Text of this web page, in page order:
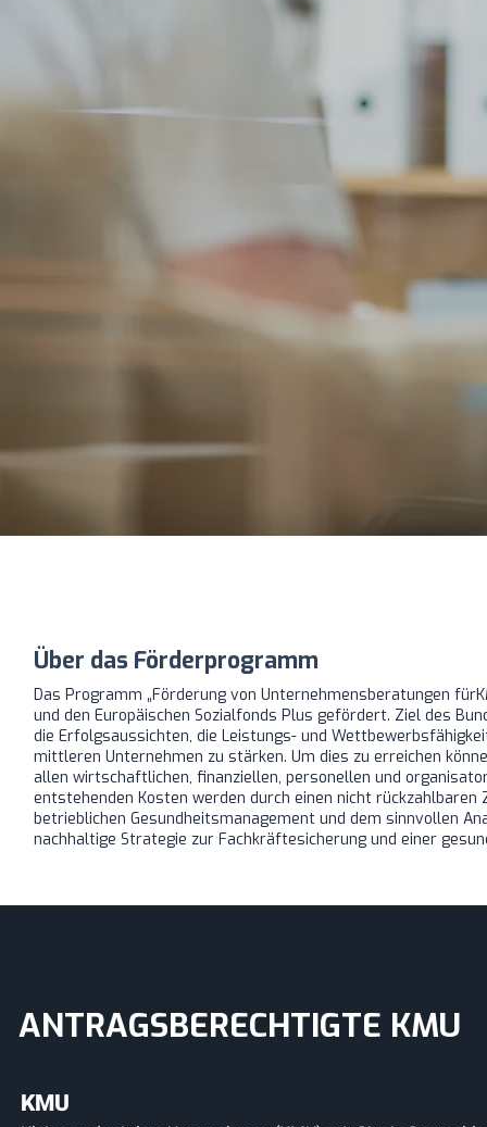
Über das Förderprogramm
Das Programm „Förderung von Unternehmensberatungen
und den Europäischen Sozialfonds Plus gefördert. Ziel des
die Erfolgsaussichten, die Leistungs- und
mittleren Unternehmen zu stärken. Um dies zu erreichen
allen wirtschaftlichen, finanziellen, personellen und
entstehenden Kosten werden durch einen nicht
betrieblichen Gesundheitsmanagement und dem sinnvollen
nachhaltige Strategie zur Fachkräftesicherung und einer
ANTRAGSBERECHTIGTE KMU
KMU